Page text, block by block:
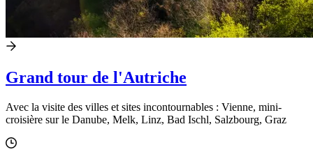
Grand tour de l'Autriche
Avec la visite des villes et sites incontournables : Vienne, mini-
croisière sur le Danube, Melk, Linz, Bad Ischl, Salzbourg, Graz